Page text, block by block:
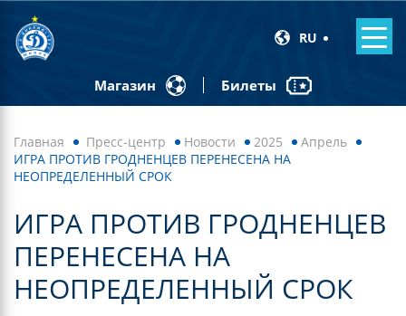
RU
Магазин Билеты
Главная Пресс-центр Новости 2025
Апрель
ИГРА ПРОТИВ ГРОДНЕНЦЕВ ПЕРЕНЕСЕНА НА
НЕОПРЕДЕЛЕННЫЙ СРОК
ИГРА ПРОТИВ ГРОДНЕНЦЕВ
ПЕРЕНЕСЕНА НА
НЕОПРЕДЕЛЕННЫЙ СРОК